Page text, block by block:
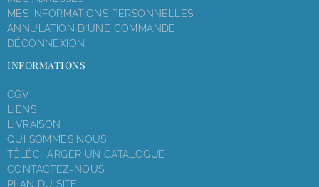
MES INFORMATIONS PERSONNELLES
ANNULATION D'UNE COMMANDE
DÉCONNEXION
INFORMATIONS
CGV
LIENS
LIVRAISON
QUI SOMMES NOUS
TÉLÉCHARGER UN CATALOGUE
CONTACTEZ-NOUS
PLAN DU SITE